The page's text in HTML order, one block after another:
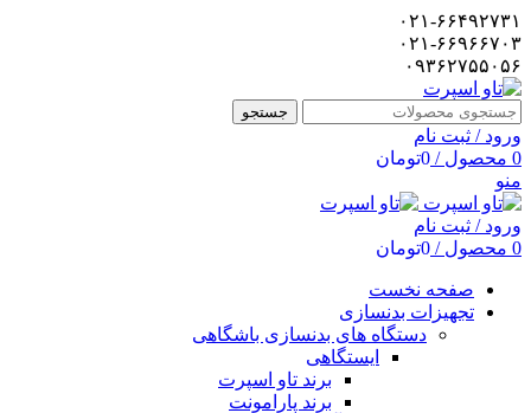
۰۲۱-۶۶۴۹۲۷۳۱
۰۲۱-۶۶۹۶۶۷۰۳
۰۹۳۶۲۷۵۵۰۵۶
جستجو
ورود / ثبت نام
0 محصول / تومان0
منو
ورود / ثبت نام
0 محصول / تومان0
صفحه نخست
تجهیزات بدنسازی
دستگاه های بدنسازی باشگاهی
ایستگاهی
برند تاو اسپرت
برند پارامونت